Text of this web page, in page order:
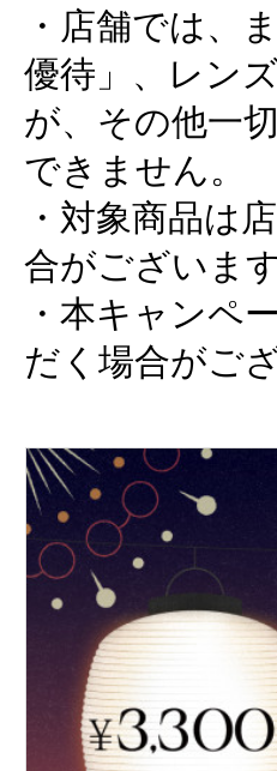
・店舗では、
優待」、レン
が、その他一
できません。
・対象商品は
合がございます
・本キャンペ
だく場合がご